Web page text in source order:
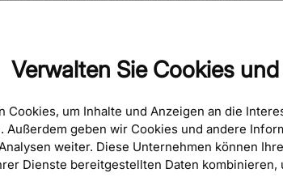
Verwalten Sie Cookies
Cookies, um Inhalte und Anzeigen an die
Außerdem geben wir Cookies und andere
weiter. Diese Unternehmen können
Dienste bereitgestellten Daten
im Mittelpunkt der Produktentwicklung.
führend zu sein - ganz gleich, ob es um
oder Ergonomie geht.